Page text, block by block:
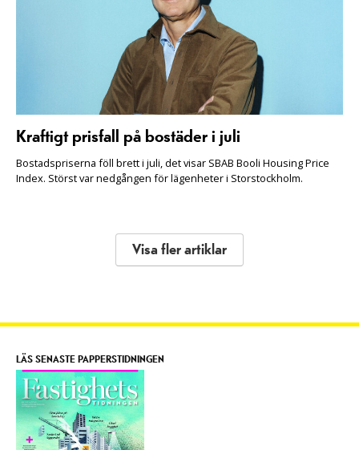
Kraftigt prisfall på bostäder i juli
Bostadspriserna föll brett i juli, det visar SBAB Booli Housing Price
Index. Störst var nedgången för lägenheter i Storstockholm.
Visa fler artiklar
LÄS SENASTE PAPPERSTIDNINGEN